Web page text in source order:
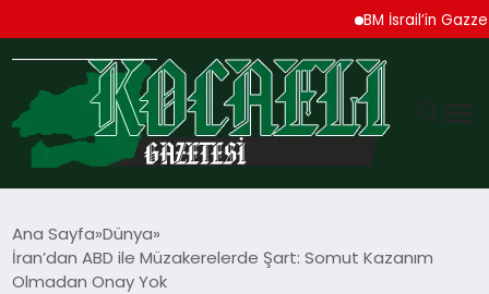
BM İsrail’in Gazze
TEKNOLOJI
Ana Sayfa Dünya
İran’dan ABD ile Müzakerelerde Şart: Somut Kazanım
Olmadan Onay Yok